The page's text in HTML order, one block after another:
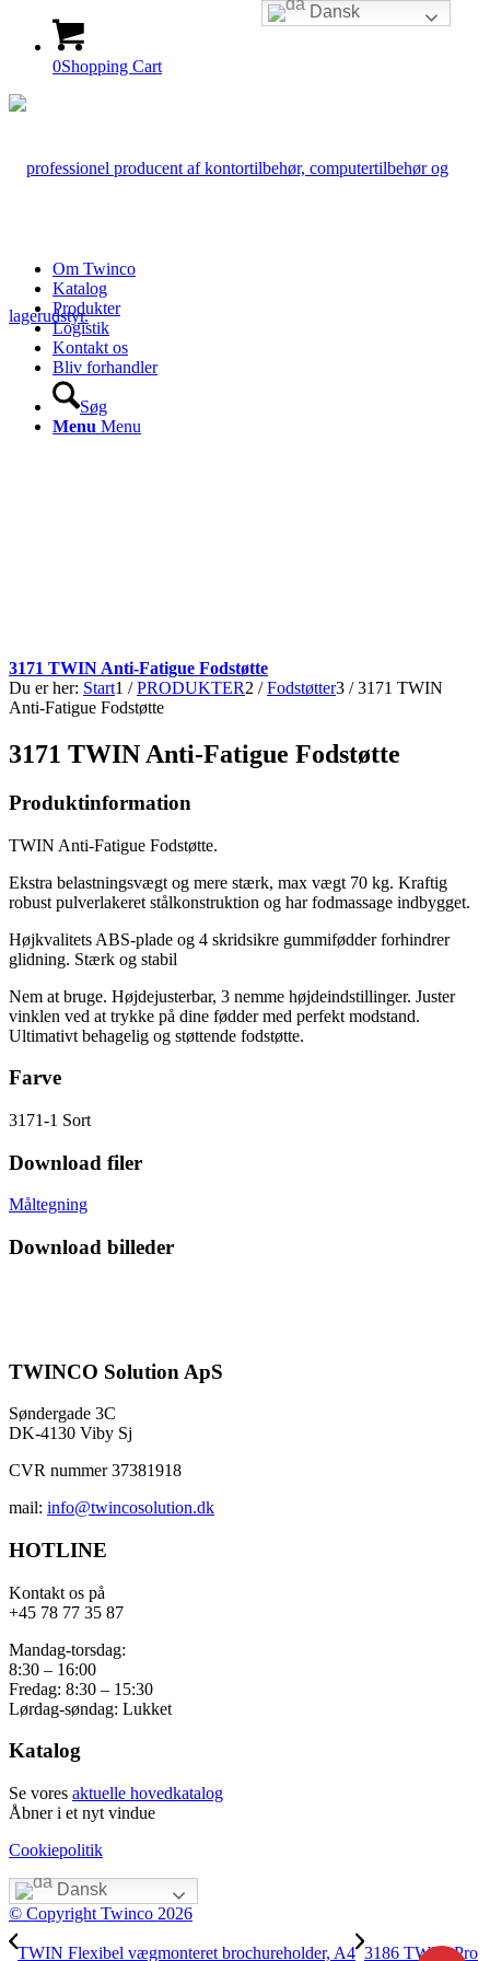
0Shopping Cart
Om Twinco
Katalog
Produkter
Logistik
Kontakt os
Bliv forhandler
Søg
Menu Menu
3171 TWIN Anti-Fatigue Fodstøtte
Du er her: Start1 / PRODUKTER2 / Fodstøtter3 / 3171 TWIN
Anti-Fatigue Fodstøtte
3171 TWIN Anti-Fatigue Fodstøtte
Produktinformation
TWIN Anti-Fatigue Fodstøtte.
Ekstra belastningsvægt og mere stærk, max vægt 70 kg. Kraftig
robust pulverlakeret stålkonstruktion og har fodmassage indbygget.
Højkvalitets ABS-plade og 4 skridsikre gummifødder forhindrer
glidning. Stærk og stabil
Nem at bruge. Højdejusterbar, 3 nemme højdeindstillinger. Juster
vinklen ved at trykke på dine fødder med perfekt modstand.
Ultimativt behagelig og støttende fodstøtte.
Farve
3171-1 Sort
Download filer
Måltegning
Download billeder
TWINCO Solution ApS
Søndergade 3C
DK-4130 Viby Sj
CVR nummer 37381918
mail: info@twincosolution.dk
HOTLINE
Kontakt os på
+45 78 77 35 87
Mandag-torsdag:
8:30 – 16:00
Fredag: 8:30 – 15:30
Lørdag-søndag: Lukket
Katalog
Se vores aktuelle hovedkatalog
Åbner i et nyt vindue
Cookiepolitik
Dansk
© Copyright Twinco 2026
TWIN Flexibel vægmonteret brochureholder, A4 3186 TWIN Pro
Dansk